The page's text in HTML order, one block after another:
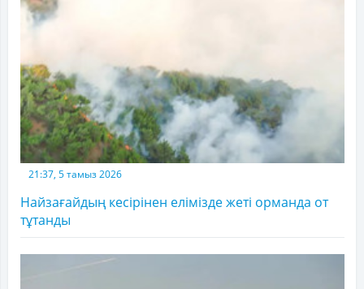
21:37, 5 тамыз 2026
Найзағайдың кесірінен елімізде жеті орманда от
тұтанды